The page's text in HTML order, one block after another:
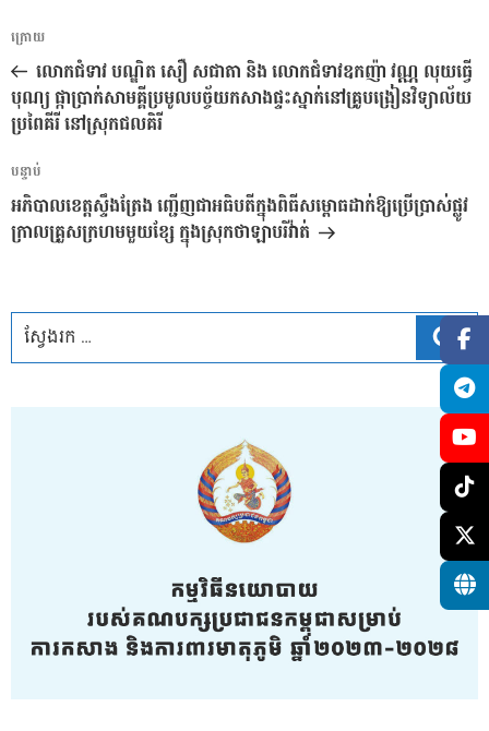
ការ​
នាំទិស​
ប្រកាស
អត្ថបទ
មុន
ក្រោយ
លោកជំទាវ បណ្ឌិត សឿ សជាតា និង លោកជំទាវឧកញ៉ា វណ្ណ លុយធ្វើ
បុណ្យ ផ្កាប្រាក់សាមគ្គីប្រមូលបច្ច័យកសាងផ្ទះស្នាក់នៅគ្រូបង្រៀនវិទ្យាល័យ
ប្រពៃគីរី នៅស្រុកជលគិរី
អត្ថបទ
បន្ទាប់
បន្ទាប់
អភិបាលខេត្តស្ទឹងត្រែង ញ្ជើញជាអធិបតីក្នុងពិធីសម្ពោធដាក់ឱ្យប្រើប្រាស់ផ្លូវ
ក្រាលគ្រួសក្រហមមួយខ្សែ ក្នុងស្រុកថាឡាបរិវ៉ាត់
ស្វែ